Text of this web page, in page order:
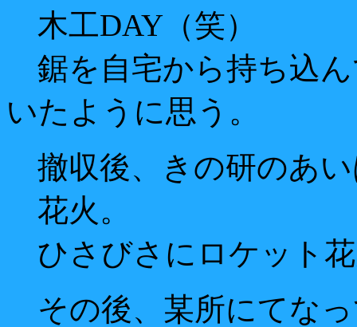
木工DAY（笑）
鋸を自宅から持ち込
いたように思う。
撤収後、きの研のあ
花火。
ひさびさにロケット
その後、某所にてな